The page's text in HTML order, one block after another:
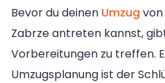
Bevor du deinen Umzug
Zabrze antreten kannst,
Vorbereitungen zu treffen.
Umzugsplanung ist der